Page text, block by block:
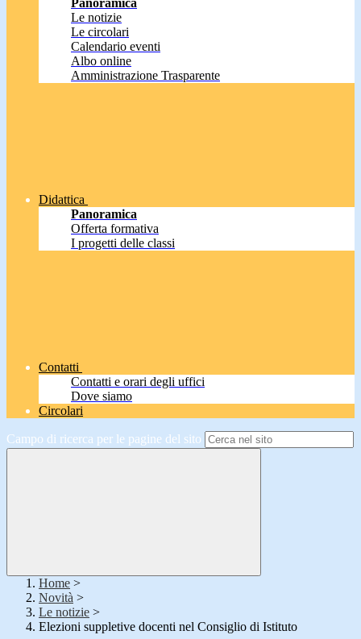
Panoramica
Le notizie
Le circolari
Calendario eventi
Albo online
Amministrazione Trasparente
Didattica
Panoramica
Offerta formativa
I progetti delle classi
Contatti
Contatti e orari degli uffici
Dove siamo
Circolari
Campo di ricerca per le pagine del sito
Home >
Novità >
Le notizie >
Elezioni suppletive docenti nel Consiglio di Istituto